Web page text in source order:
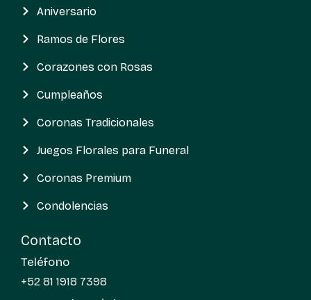
Aniversario
Ramos de Flores
Corazones con Rosas
Cumpleaños
Coronas Tradicionales
Juegos Florales para Funeral
Coronas Premium
Condolencias
Contacto
Teléfono
+52 81 1918 7398